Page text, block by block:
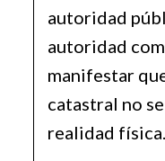
autoridad
autoridad
manifestar
catastral no
realidad física.